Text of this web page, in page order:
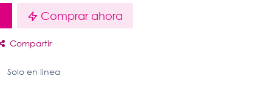
Comprar ahora
Compartir
Solo en linea